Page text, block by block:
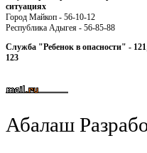
ситуациях
Город Майкоп - 56-10-12
Республика Адыгея - 56-85-88
Служба "Ребенок в опасности" -
123
Абалаш